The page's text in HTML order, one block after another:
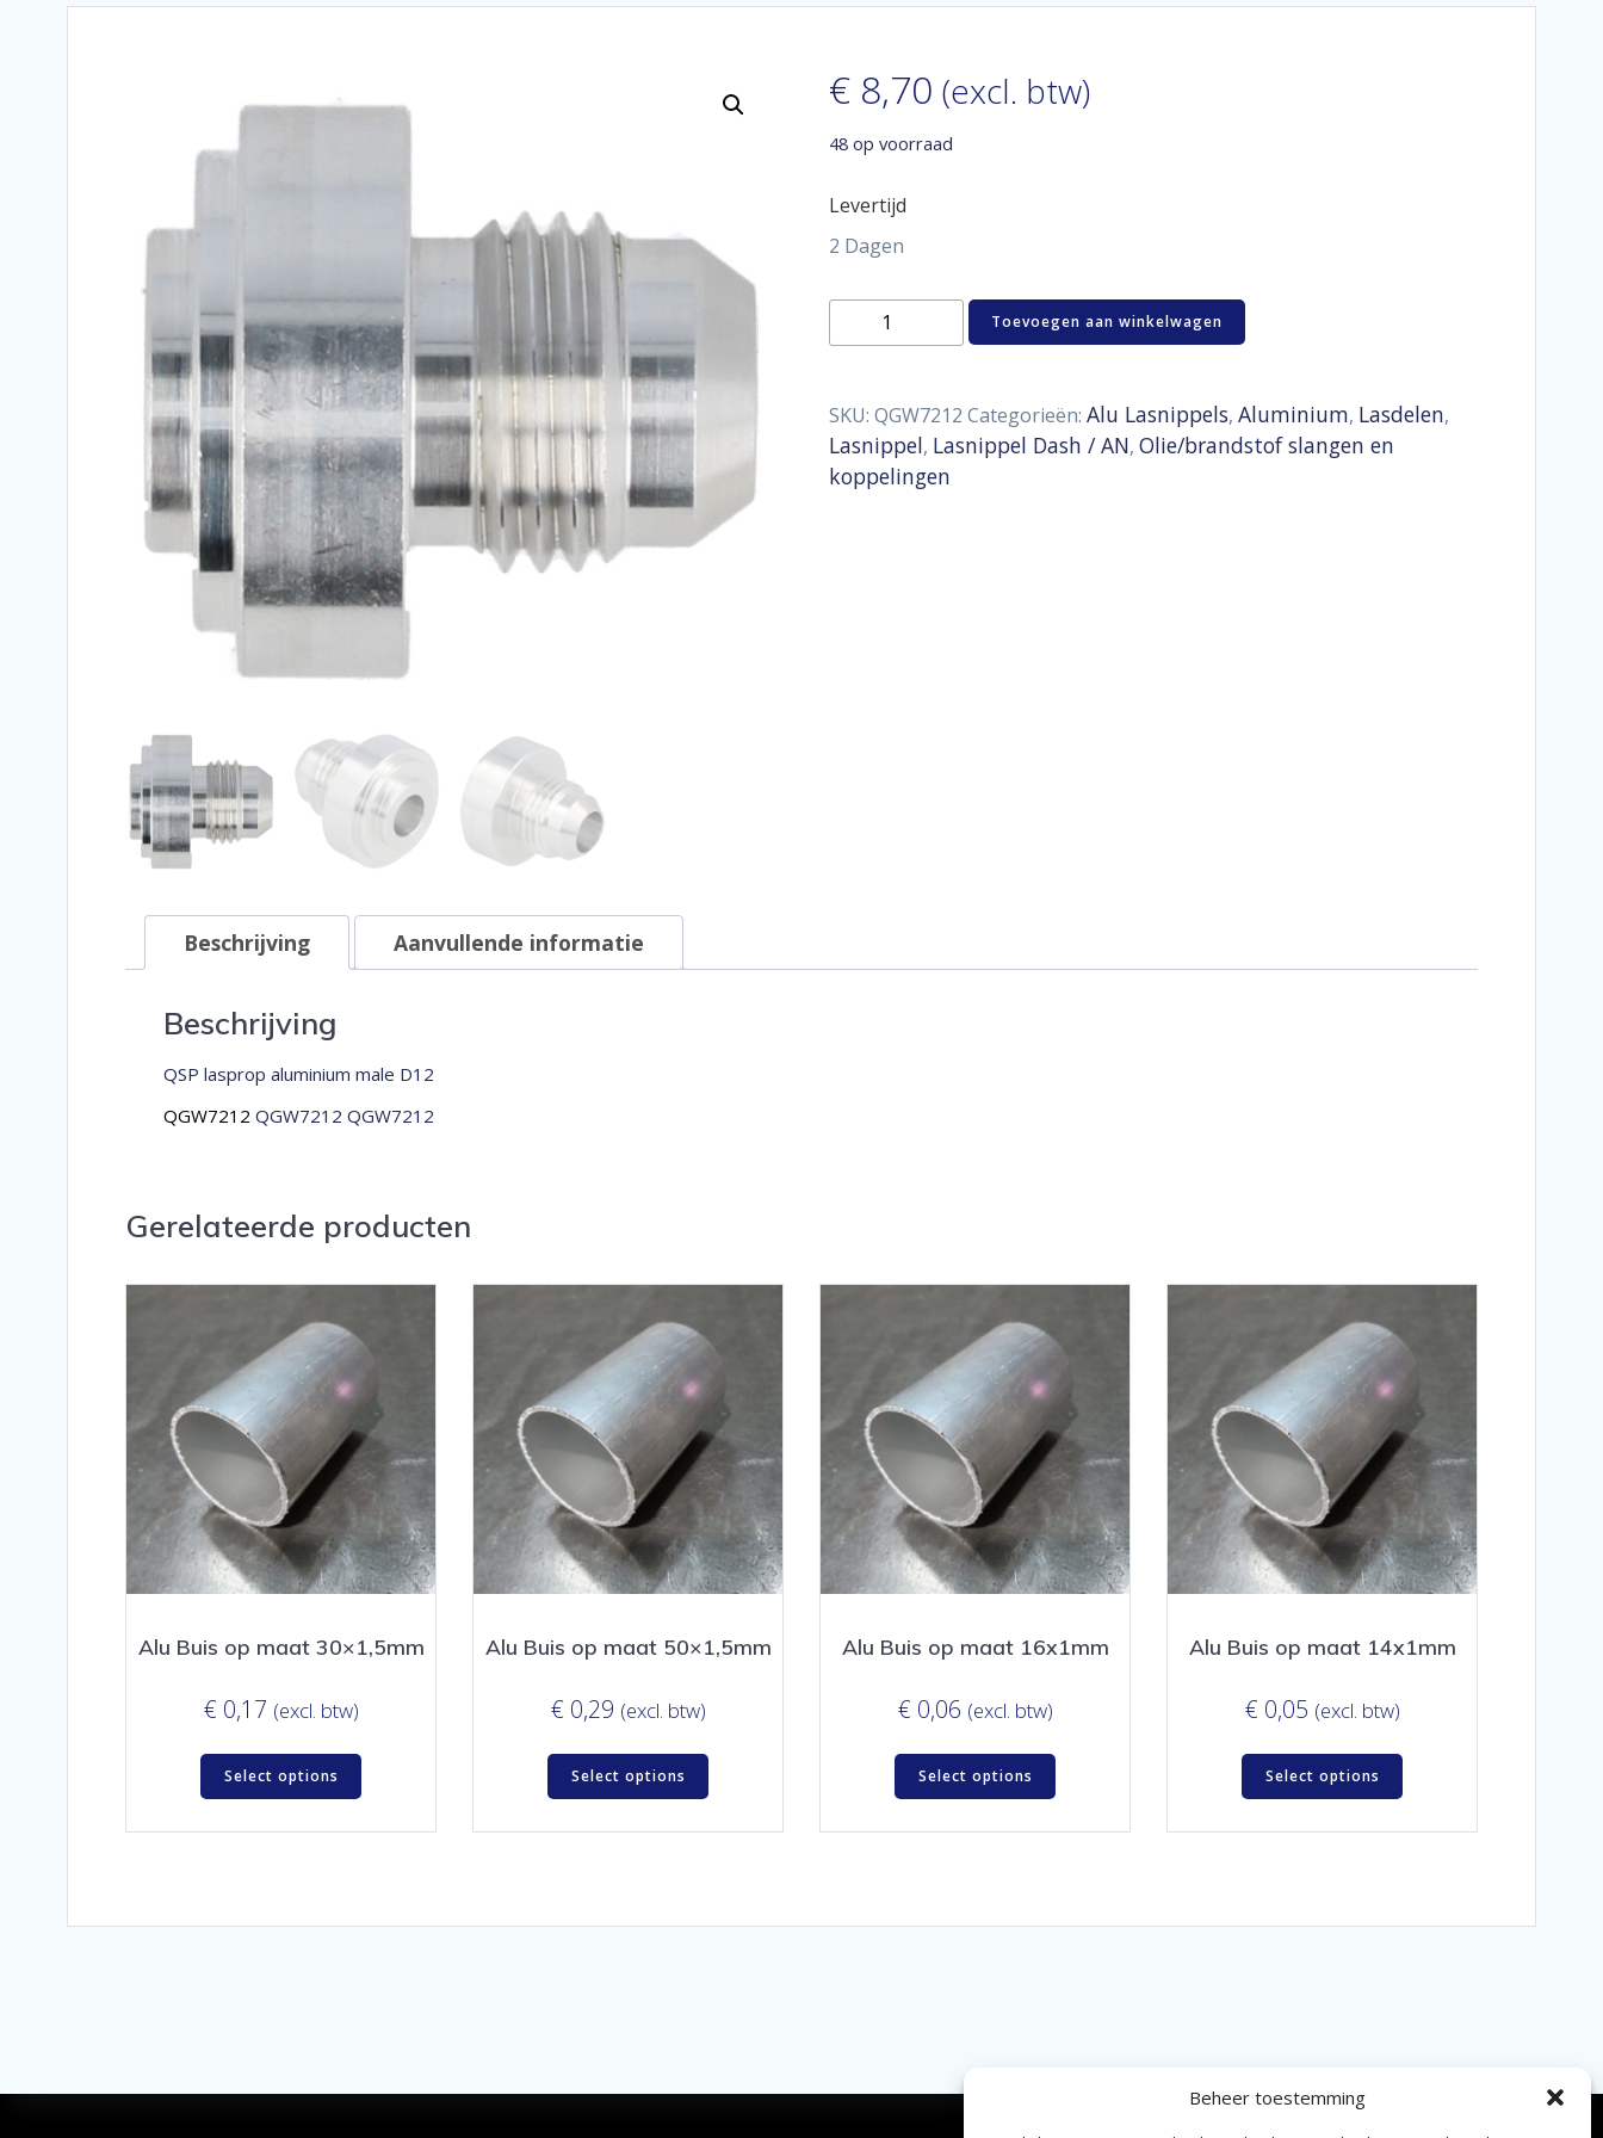
Beheer toestemming
€8,70 (excl. btw)
48 op voorraad
Levertijd
2 Dagen
Weld
D12
aantal
Toevoegen aan winkelwagen
SKU: QGW7212 Categorieën: Alu Lasnippels, Aluminium, Lasdelen,
Lasnippel, Lasnippel Dash / AN, Olie/brandstof slangen en
koppelingen
Beschrijving Aanvullende informatie
Beschrijving
QSP lasprop aluminium male D12
QGW7212 QGW7212 QGW7212
Gerelateerde producten
Alu Buis op maat 30×1,5mm
€ 0,17 (excl. btw)
Select options
Alu Buis op maat 50×1,5mm
€ 0,29 (excl. btw)
Select options
Alu Buis op maat 16x1mm
€ 0,06 (excl. btw)
Select options
Alu Buis op maat 14x1mm
€ 0,05 (excl. btw)
Select options